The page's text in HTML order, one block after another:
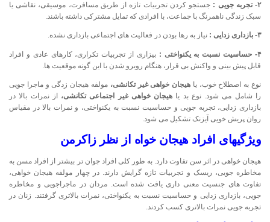
۲- تجربه جویی :
جستجو کردن تجربیات تازه از طریق مسافرت، موسیقی، نقاشی یا
سبک زندگی ناهمرنگ با جماعت، با افرادی که تمایل مشترکی داشته باشند.
۳- بازداری زدایی : نیاز به رها بودن در فعالیت های اجتماعی بازداری نشده.
۴- حساسیت نسبت به یکنواختی :
بیزاری از تجربیات تکراری، کارهای عادی و افراد
قابل پیش بینی و واکنش بی قرار، هنگام روبرو شدن با این گونه موقعیت ها.
نوع به اصطلاح خوب، یا هیجان خواهی غیر تکانشی، مولفه هیجان زدگی و ماجرا جویی
را شامل می شود. نوع بد یا هیجان خواهی غیر اجتماعی تکانشی، از نمرات بالا در
بازداری زدایی، تجربه جویی و حساسیت نسبت به یکنواختی، و نمرات بالا در مقیاس
روان پریش خویی آیزنک تشکیل می شود.
ویژگیهای افراد هیجان خواه از نظر زاکرمن
هیجان خواهی در اثر سن تفاوت دارد. به طور کلی افراد جوان تر بیشتر از افراد مسن به
مخاطره جویی، ریسک و تجربیات تازه گرایش دارند. در چهار مولفه هیجان خواهی،
تفاوت های جنسیت معنی داری یافت شده است. مردان در ماجراجویی و مخاطره
جویی، بازداری زدایی و حساسیت نسبت به یکنواختی، نمرات بالاتری گرفتند. زنان در
تجربه جویی نمرات بالاتری کسب کردند.